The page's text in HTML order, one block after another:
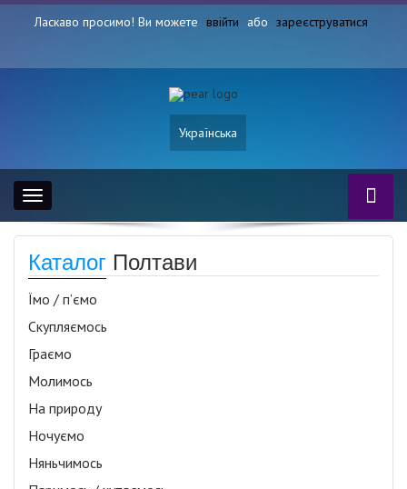
Ласкаво просимо! Ви можете ввійти або зареєструватися
Українська
Toggle
navigation
Каталог Полтави
Їмо / п’ємо
Скупляємось
Граємо
Молимось
На природу
Ночуємо
Няньчимось